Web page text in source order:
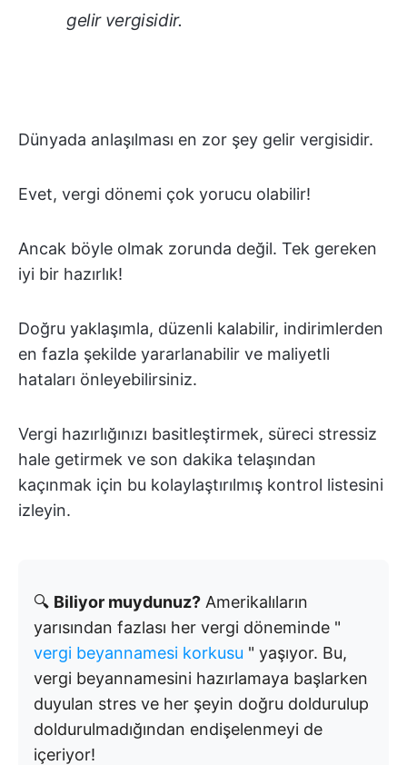
gelir vergisidir.
Dünyada anlaşılması en zor şey gelir vergisidir.
Evet, vergi dönemi çok yorucu olabilir!
Ancak böyle olmak zorunda değil. Tek gereken
iyi bir hazırlık!
Doğru yaklaşımla, düzenli kalabilir, indirimlerden
en fazla şekilde yararlanabilir ve maliyetli
hataları önleyebilirsiniz.
Vergi hazırlığınızı basitleştirmek, süreci stressiz
hale getirmek ve son dakika telaşından
kaçınmak için bu kolaylaştırılmış kontrol listesini
izleyin.
🔍 Biliyor muydunuz? Amerikalıların
yarısından fazlası her vergi döneminde "
vergi beyannamesi korkusu " yaşıyor. Bu,
vergi beyannamesini hazırlamaya başlarken
duyulan stres ve her şeyin doğru doldurulup
doldurulmadığından endişelenmeyi de
içeriyor!